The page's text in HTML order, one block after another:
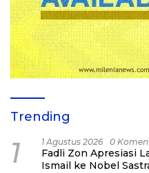
Trending
1 1 Agustus 2026 0
Fadli Zon Apresiasi
Ismail ke Nobel